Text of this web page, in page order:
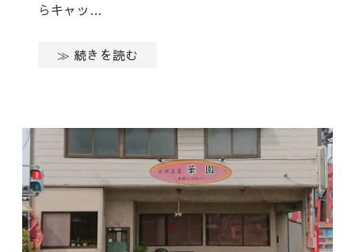
らキャッ…
≫ 続きを読む